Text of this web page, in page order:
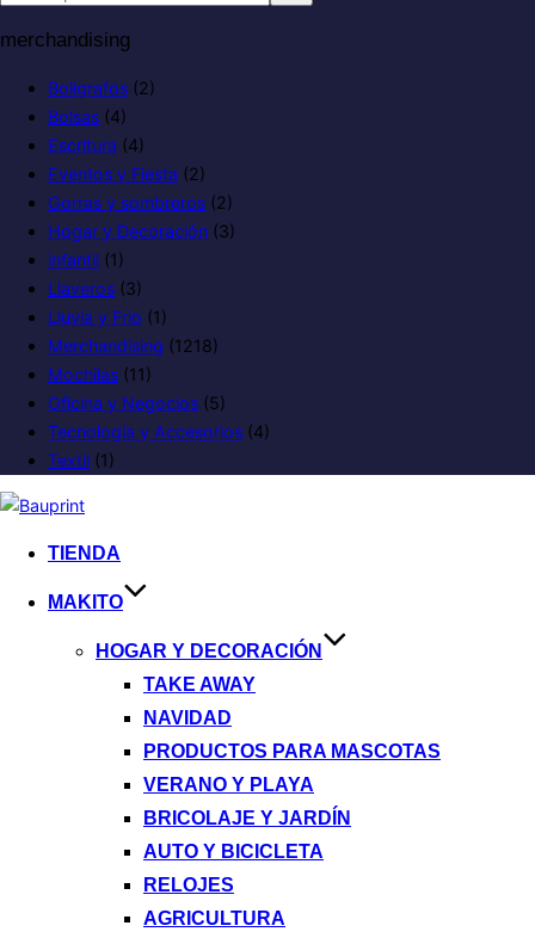
merchandising
Boligrafos (2)
Bolsas (4)
Escritura (4)
Eventos y Fiesta (2)
Gorras y sombreros (2)
Hogar y Decoración (3)
infantil (1)
Llaveros (3)
Lluvia y Frio (1)
Merchandising (1218)
Mochilas (11)
Oficina y Negocios (5)
Tecnología y Accesorios (4)
Textil (1)
TIENDA
MAKITO
HOGAR Y DECORACIÓN
TAKE AWAY
NAVIDAD
PRODUCTOS PARA MASCOTAS
VERANO Y PLAYA
BRICOLAJE Y JARDÍN
AUTO Y BICICLETA
RELOJES
AGRICULTURA